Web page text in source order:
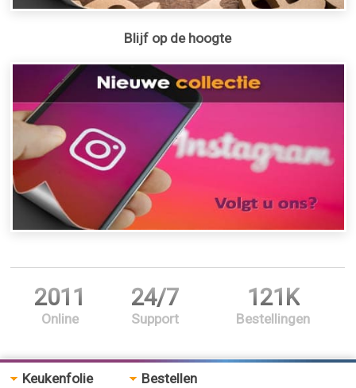
Blijf op de hoogte
2011
Online
24/7
Support
121K
Bestellingen
Keukenfolie Bestellen